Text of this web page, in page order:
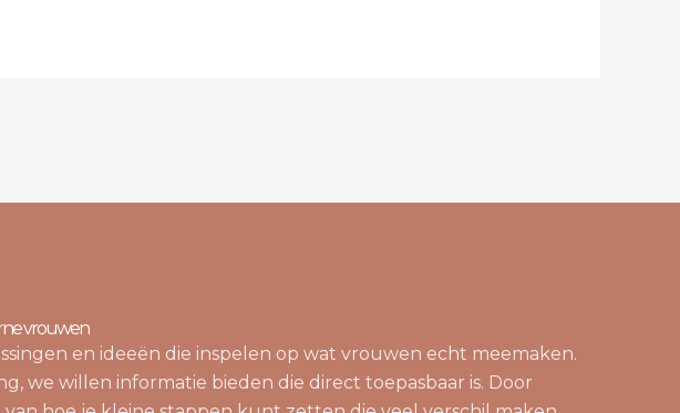
vrouwen
en ideeën die inspelen op wat vrouwen echt meemaken.
we willen informatie bieden die direct toepasbaar is. Door